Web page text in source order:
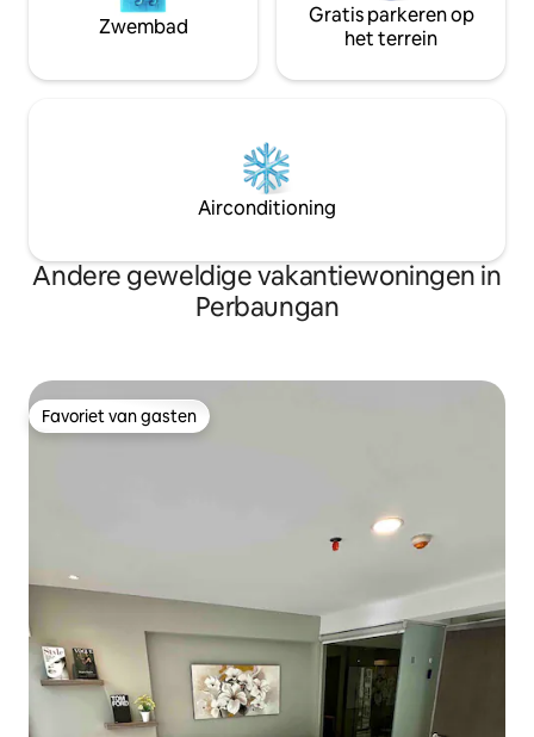
Zwembad
Gratis parkeren op
het terrein
Airconditioning
Andere geweldige vakantiewoningen in
Perbaungan
Favoriet van gasten
Favoriet van gasten